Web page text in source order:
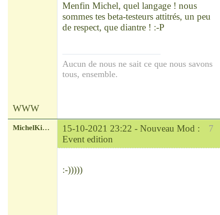
Menfin Michel, quel langage ! nous
sommes tes beta-testeurs attitrés, un peu
de respect, que diantre ! :-P
Aucun de nous ne sait ce que nous savons
tous, ensemble.
WWW
7
MichelKirsch 15-10-2021 23:22 - Nouveau Mod :
Event edition
:-)))))